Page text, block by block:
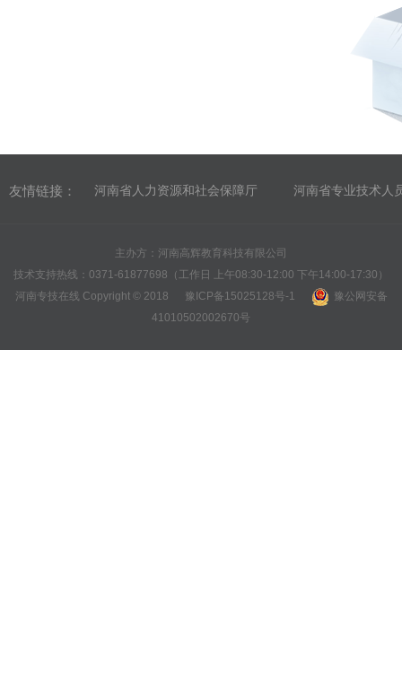
友情链接： 河南省人力资源和社会保障厅 河南省专业技术人
主办方：河南高辉教育科技有限公司
技术支持热线：0371-61877698（工作日 上午08:30-12:00 下午14:00-17:30）
河南专技在线 Copyright © 2018
豫ICP备15025128号-1
豫公网安备
41010502002670号